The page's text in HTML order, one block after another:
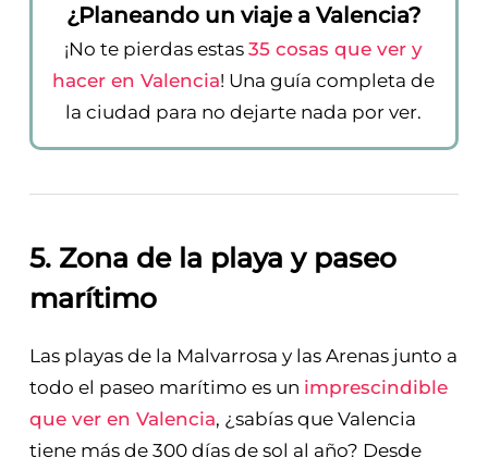
¿Planeando un viaje a Valencia?
¡No te pierdas estas35 cosas que ver y
hacer en Valencia! Una guía completa de
la ciudad para no dejarte nada por ver.
5. Zona de la playa y paseo
marítimo
Las playas de la Malvarrosa y las Arenas junto a
todo el paseo marítimo es un imprescindible
que ver en Valencia, ¿sabías que Valencia
tiene más de 300 días de sol al año? Desde